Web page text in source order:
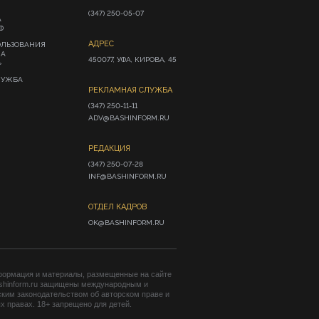
(347) 250-05-07
АДРЕС
450077, УФА, КИРОВА, 45
РЕКЛАМНАЯ СЛУЖБА
(347) 250-11-11
ADV@BASHINFORM.RU
РЕДАКЦИЯ
(347) 250-07-28
INF@BASHINFORM.RU
ОТДЕЛ КАДРОВ
OK@BASHINFORM.RU
и материалы, размещенные на сайте
защищены международным и
законодательством об авторском праве и
правах. 18+ запрещено для детей.